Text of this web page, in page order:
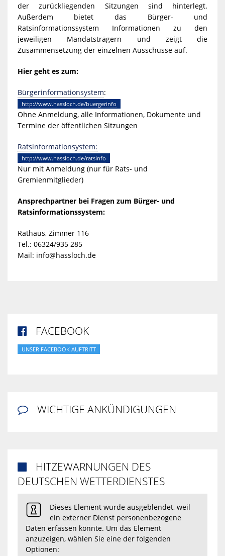
der zurückliegenden Sitzungen sind hinterlegt.
Außerdem bietet das Bürger- und
Ratsinformationssystem Informationen zu den
jeweiligen Mandatsträgern und zeigt die
Zusammensetzung der einzelnen Ausschüsse auf.
Hier geht es zum:
Bürgerinformationsystem:
http://www.hassloch.de/buergerinfo
Ohne Anmeldung, alle Informationen, Dokumente und
Termine der öffentlichen Sitzungen
Ratsinformationsystem:
http://www.hassloch.de/ratsinfo
Nur mit Anmeldung (nur für Rats- und
Gremienmitglieder)
Ansprechpartner bei Fragen zum Bürger- und
Ratsinformationssystem:
Rathaus, Zimmer 116
Tel.: 06324/935 285
Mail: info@hassloch.de
 FACEBOOK
UNSER FACEBOOK AUFTRITT
 WICHTIGE ANKÜNDIGUNGEN

HITZEWARNUNGEN DES
DEUTSCHEN WETTERDIENSTES
Dieses Element wurde ausgeblendet, weil
ein externer Dienst personenbezogene
Daten erfassen könnte. Um das Element
anzuzeigen, wählen Sie eine der folgenden
Optionen: